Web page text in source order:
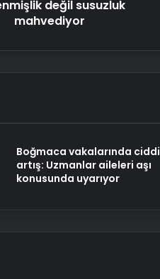
değil susuzluk
mahvediyor
Boğmaca vakalarında ciddi
artış: Uzmanlar aileleri aşı
konusunda uyarıyor